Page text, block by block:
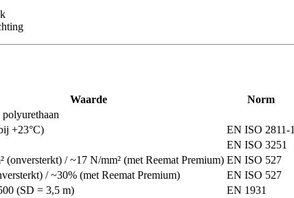
Waarde
Norm
+23°C)
EN ISO 2811-1
EN ISO 3251
(onversterkt) / ~17 N/mm² (met Reemat Premium) EN ISO 527
/ ~30% (met Reemat Premium)
EN ISO 527
(SD = 3,5 m)
EN 1931